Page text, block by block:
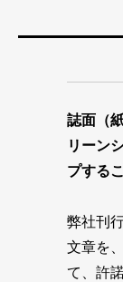
誌面（
リーン
プする
弊社刊
文章を
て、許